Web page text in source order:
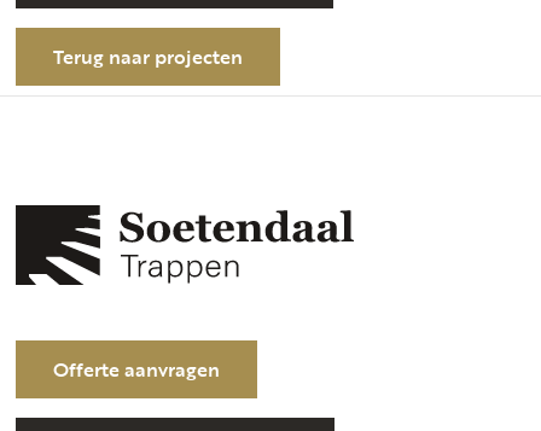
Terug naar projecten
Offerte aanvragen